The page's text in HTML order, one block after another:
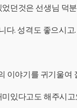
던것은 선생님 덕
다. 성격도 좋으시고.
이야기를 귀기울여
있다고도 해주시